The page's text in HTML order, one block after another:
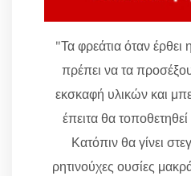
"Τα φρεάτια όταν
πρέπει να τα
εκσκαφή υλικών και
έπειτα θα
Κατόπιν θα γίνει
ρητινούχες ουσίες